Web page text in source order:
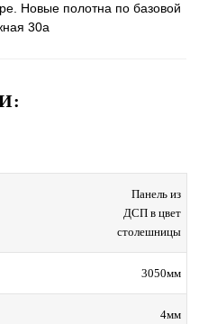
Новые полотна по базовой
30а
Панель из
ДСП в цвет
столешницы
3050мм
4мм